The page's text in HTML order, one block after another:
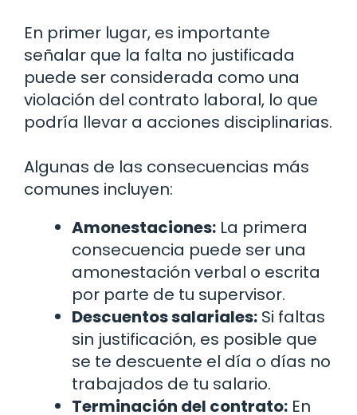
En primer lugar, es importante
señalar que la falta no justificada
puede ser considerada como una
violación del contrato laboral, lo que
podría llevar a acciones disciplinarias.
Algunas de las consecuencias más
comunes incluyen:
Amonestaciones: La primera
consecuencia puede ser una
amonestación verbal o escrita
por parte de tu supervisor.
Descuentos salariales: Si faltas
sin justificación, es posible que
se te descuente el día o días no
trabajados de tu salario.
Terminación del contrato: En